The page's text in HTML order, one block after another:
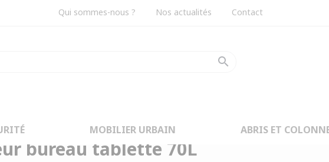
Qui sommes-nous ? Nos actualités Contact
search
MOBILIER URBAIN ABRIS ET
bureau tablette 70L